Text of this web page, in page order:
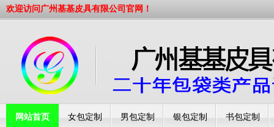
欢迎访问广州基基皮具有限公司官网！
网站首页 女包定制 男包定制 银包定制 书包定制